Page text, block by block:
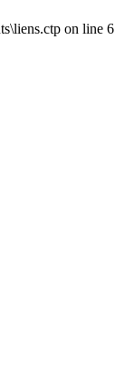
on line 6